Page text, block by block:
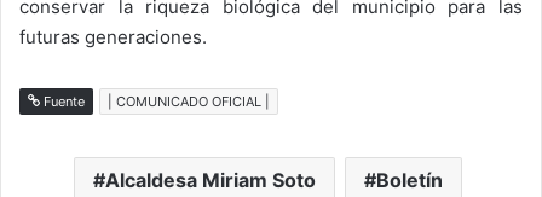
conservar la riqueza biológica del municipio para las
futuras generaciones.
Fuente | COMUNICADO OFICIAL |
Alcaldesa Miriam Soto Boletín